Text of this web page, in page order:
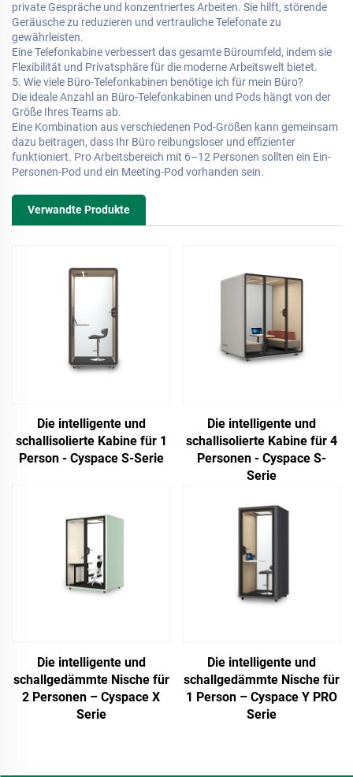
private Gespräche und konzentriertes Arbeiten. Sie hilft, störende
Geräusche zu reduzieren und vertrauliche Telefonate zu
gewährleisten.
Eine Telefonkabine verbessert das gesamte Büroumfeld, indem sie
Flexibilität und Privatsphäre für die moderne Arbeitswelt bietet.
5. Wie viele Büro-Telefonkabinen benötige ich für mein Büro?
Die ideale Anzahl an Büro-Telefonkabinen und Pods hängt von der
Größe Ihres Teams ab.
Eine Kombination aus verschiedenen Pod-Größen kann gemeinsam
dazu beitragen, dass Ihr Büro reibungsloser und effizienter
funktioniert. Pro Arbeitsbereich mit 6–12 Personen sollten ein Ein-
Personen-Pod und ein Meeting-Pod vorhanden sein.
Verwandte Produkte
Die intelligente und
schallisolierte Kabine für 1
Person - Cyspace S-Serie
Die intelligente und
schallisolierte Kabine für 4
Personen - Cyspace S-
Serie
Die intelligente und
schallgedämmte Nische für
2 Personen – Cyspace X
Serie
Die intelligente und
schallgedämmte Nische für
1 Person – Cyspace Y PRO
Serie